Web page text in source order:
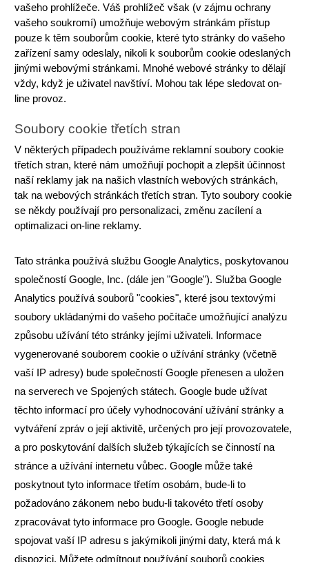
vašeho prohlížeče. Váš prohlížeč však (v zájmu ochrany
vašeho soukromí) umožňuje webovým stránkám přístup
pouze k těm souborům cookie, které tyto stránky do vašeho
zařízení samy odeslaly, nikoli k souborům cookie odeslaných
jinými webovými stránkami. Mnohé webové stránky to dělají
vždy, když je uživatel navštíví. Mohou tak lépe sledovat on-
line provoz.
Soubory cookie třetích stran
V některých případech používáme reklamní soubory cookie
třetích stran, které nám umožňují pochopit a zlepšit účinnost
naší reklamy jak na našich vlastních webových stránkách,
tak na webových stránkách třetích stran. Tyto soubory cookie
se někdy používají pro personalizaci, změnu zacílení a
optimalizaci on-line reklamy.
Tato stránka používá službu Google Analytics, poskytovanou
společností Google, Inc. (dále jen "Google"). Služba Google
Analytics používá souborů "cookies", které jsou textovými
soubory ukládanými do vašeho počítače umožňující analýzu
způsobu užívání této stránky jejími uživateli. Informace
vygenerované souborem cookie o užívání stránky (včetně
vaší IP adresy) bude společností Google přenesen a uložen
na serverech ve Spojených státech. Google bude užívat
těchto informací pro účely vyhodnocování užívání stránky a
vytváření zpráv o její aktivitě, určených pro její provozovatele,
a pro poskytování dalších služeb týkajících se činností na
stránce a užívání internetu vůbec. Google může také
poskytnout tyto informace třetím osobám, bude-li to
požadováno zákonem nebo budu-li takovéto třetí osoby
zpracovávat tyto informace pro Google. Google nebude
spojovat vaší IP adresu s jakýmikoli jinými daty, která má k
dispozici. Můžete odmítnout používání souborů cookies